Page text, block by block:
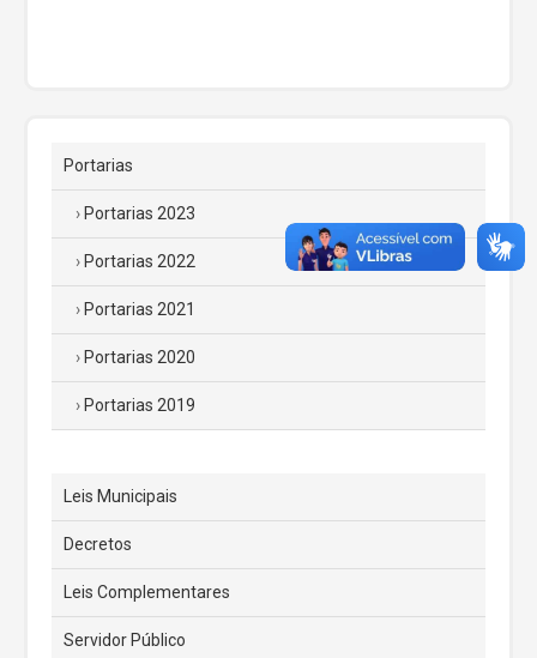
Portarias
Portarias 2023
Portarias 2022
Portarias 2021
Portarias 2020
Portarias 2019
Leis Municipais
Decretos
Leis Complementares
Servidor Público